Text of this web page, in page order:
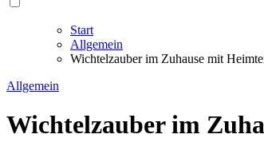
Start
Allgemein
Wichtelzauber im Zuhause mit
Allgemein
Wichtelzauber im